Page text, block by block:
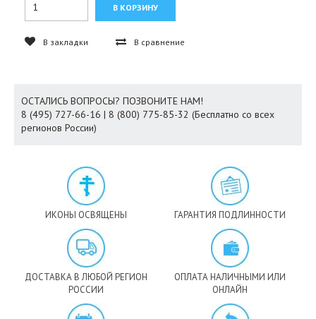
В закладки В сравнение
ОСТАЛИСЬ ВОПРОСЫ? ПОЗВОНИТЕ НАМ!
8 (495) 727-66-16 | 8 (800) 775-85-32 (Бесплатно со всех
регионов России)
ИКОНЫ ОСВЯЩЕНЫ ГАРАНТИЯ ПОДЛИННОСТИ
ДОСТАВКА В ЛЮБОЙ РЕГИОН
РОССИИ
ОПЛАТА НАЛИЧНЫМИ ИЛИ
ОНЛАЙН